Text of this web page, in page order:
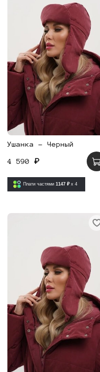
Ушанка - Черный
4 590 ₽
Плати частями 1147 ₽ x 4